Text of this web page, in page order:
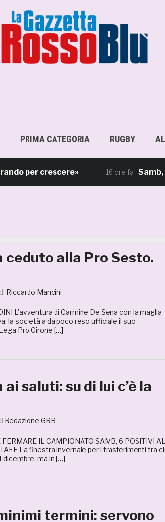
PRIMA CATEGORIA RUGBY
crescere» 16 ore fa Samb,
ceduto alla Pro Sesto.
di Riccardo Mancini
L’avventura di Carmine De Sena con la maglia
la società a da poco reso ufficiale il suo
Pro Girone […]
ai saluti: su di lui c’è la
Redazione GRB
FERMARE IL CAMPIONATO SAMB, 6 POSITIVI AL
La finestra invernale per i trasferimenti tra
dicembre, ma in […]
termini: servono